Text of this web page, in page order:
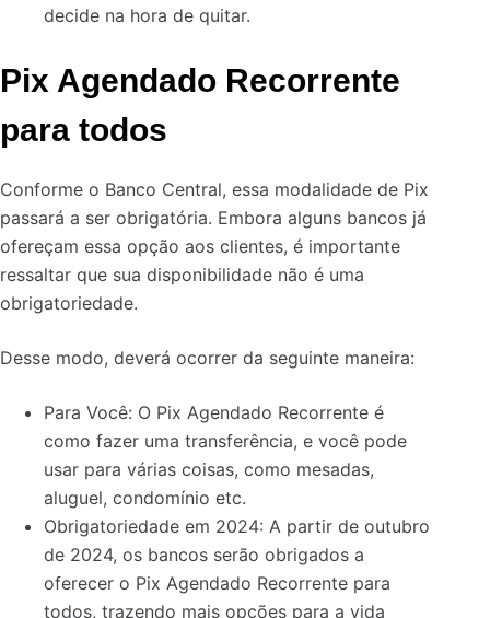
decide na hora de quitar.
Pix Agendado Recorrente
para todos
Conforme o Banco Central, essa modalidade de Pix
passará a ser obrigatória. Embora alguns bancos já
ofereçam essa opção aos clientes, é importante
ressaltar que sua disponibilidade não é uma
obrigatoriedade.
Desse modo, deverá ocorrer da seguinte maneira:
Para Você: O Pix Agendado Recorrente é
como fazer uma transferência, e você pode
usar para várias coisas, como mesadas,
aluguel, condomínio etc.
Obrigatoriedade em 2024: A partir de outubro
de 2024, os bancos serão obrigados a
oferecer o Pix Agendado Recorrente para
todos, trazendo mais opções para a vida